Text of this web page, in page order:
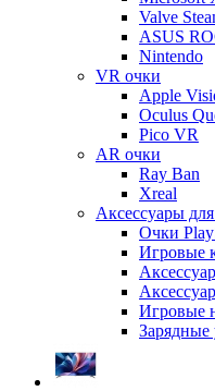
Valve
ASUS
Nintendo
VR очки
Apple
Oculus
Pico VR
AR очки
Ray Ban
Xreal
Аксессуары
Очки
Игровые
Игровые
Зарядные